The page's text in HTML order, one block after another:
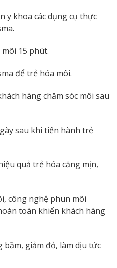
y khoa các dụng cụ thực
15 phút.
để trẻ hóa môi.
hàng chăm sóc môi sau
sau khi tiến hành trẻ
quả trẻ hóa căng mịn,
công nghệ phun môi
toàn khiến khách hàng
bầm, giảm đỏ, làm dịu tức